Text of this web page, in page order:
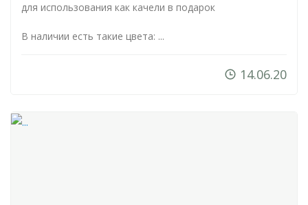
для использования как качели в подарок
В наличии есть такие цвета: ...
14.06.20